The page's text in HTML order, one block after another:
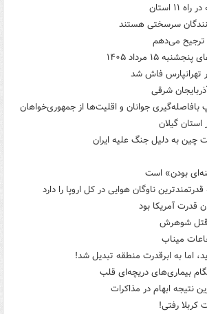
استان
سرسختی هستند
ترجیح می‌دهم
۱۵ مرداد ۱۴۰۵
شرقی
بافاصله‌گیری جوانان و اقلیت‌ها از جمهوری‌خواهان
استان گیلان
چین به دلیل جنگ علیه ایران
بودن» است
ناوگان هوایی در کل اروپا را دارد
قدرت آمریکا بود
قتل شوهرش
اما به ابرقدرت منطقه تبدیل شد!
بیماری‌های دریچه‌ای قلب
نتیجه ابهام در مذاکرات
کربلا رفتی!